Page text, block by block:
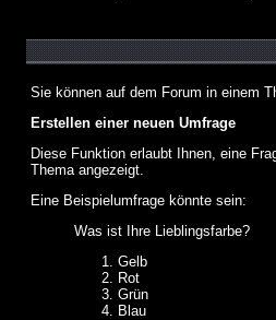
Sie können auf dem Forum in einem
Erstellen einer neuen Umfrage
Diese Funktion erlaubt Ihnen, eine
Thema angezeigt.
Eine Beispielumfrage könnte sein:
Was ist Ihre Lieblingsfarbe?
Gelb
Rot
Grün
Blau